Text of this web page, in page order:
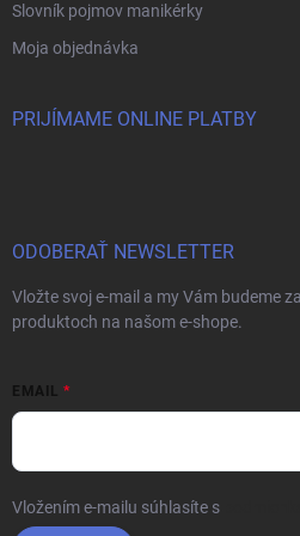
Slovník pojmov manikérky
Moja objednávka
PRIJÍMAME ONLINE PLATBY
ODOBERAŤ NEWSLETTER
Vložte svoj e-mail a my Vám budeme
produktoch na našom e-shope.
EMAIL
Vložením e-mailu súhlasíte s